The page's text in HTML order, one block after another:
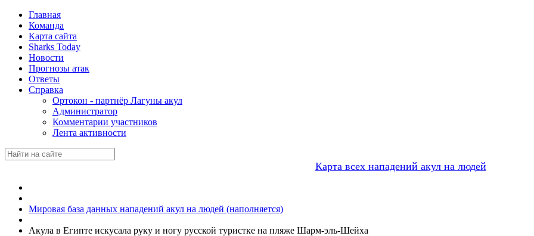
Главная
Команда
Карта сайта
Sharks Today
Новости
Прогнозы атак
Ответы
Справка
Ортокон - партнёр Лагуны акул
Администратор
Комментарии участников
Лента активности
Карта всех нападений акул на людей
Мировая база данных нападений акул на людей (наполняется)
Акула в Египте искусала руку и ногу русской туристке на пляже Шарм-эль-Шейха